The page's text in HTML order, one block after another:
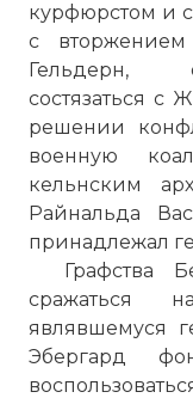
курфюрстом и
с
Гельдерн,
состязаться с
решении
военную
кельнским
Райнальда
принадлежал
Графства
сражаться
являвшемуся
Эбергард